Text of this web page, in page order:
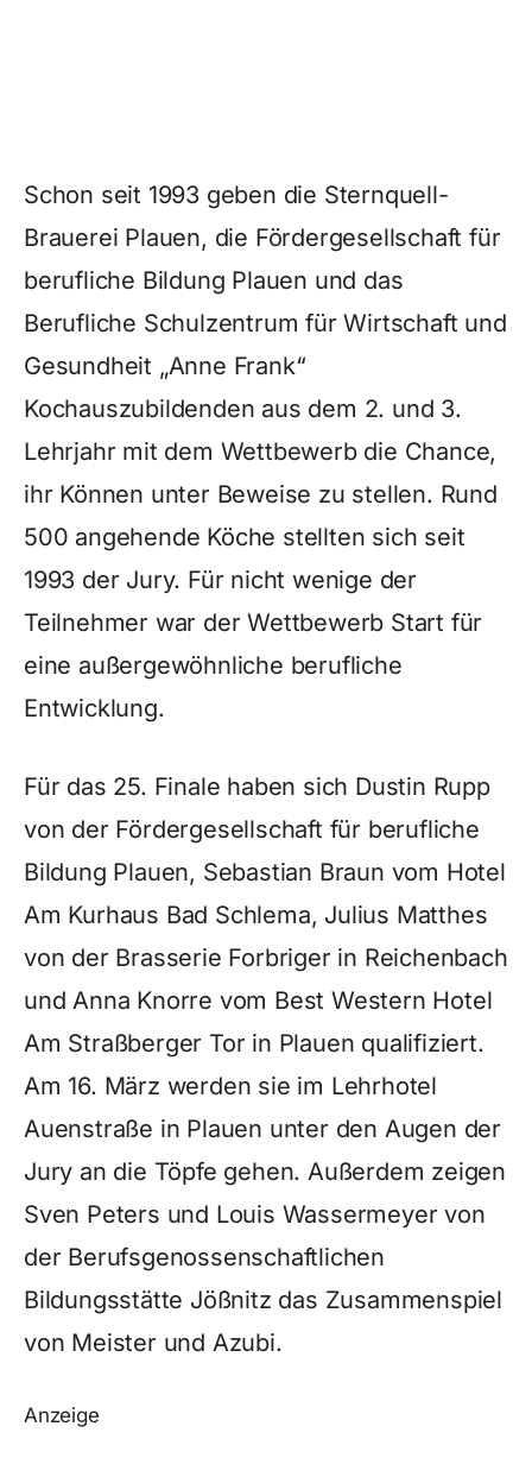
Schon seit 1993 geben die Sternquell-
Brauerei Plauen, die Fördergesellschaft für
berufliche Bildung Plauen und das
Berufliche Schulzentrum für Wirtschaft und
Gesundheit „Anne Frank“
Kochauszubildenden aus dem 2. und 3.
Lehrjahr mit dem Wettbewerb die Chance,
ihr Können unter Beweise zu stellen. Rund
500 angehende Köche stellten sich seit
1993 der Jury. Für nicht wenige der
Teilnehmer war der Wettbewerb Start für
eine außergewöhnliche berufliche
Entwicklung.
Für das 25. Finale haben sich Dustin Rupp
von der Fördergesellschaft für berufliche
Bildung Plauen, Sebastian Braun vom Hotel
Am Kurhaus Bad Schlema, Julius Matthes
von der Brasserie Forbriger in Reichenbach
und Anna Knorre vom Best Western Hotel
Am Straßberger Tor in Plauen qualifiziert.
Am 16. März werden sie im Lehrhotel
Auenstraße in Plauen unter den Augen der
Jury an die Töpfe gehen. Außerdem zeigen
Sven Peters und Louis Wassermeyer von
der Berufsgenossenschaftlichen
Bildungsstätte Jößnitz das Zusammenspiel
von Meister und Azubi.
Anzeige